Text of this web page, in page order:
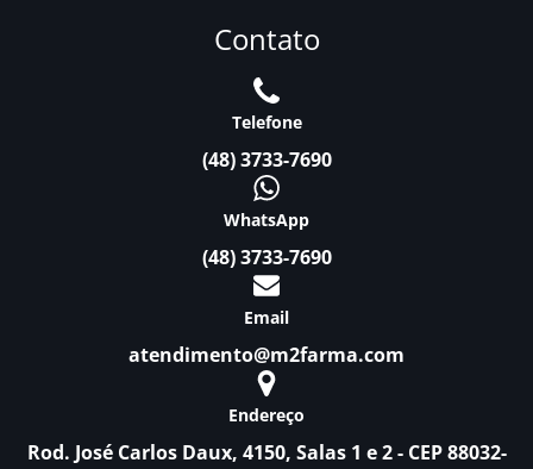
Contato
Telefone
(48) 3733-7690
WhatsApp
(48) 3733-7690
Email
atendimento@m2farma.com
Endereço
Rod. José Carlos Daux, 4150, Salas 1 e 2 - CEP 88032-